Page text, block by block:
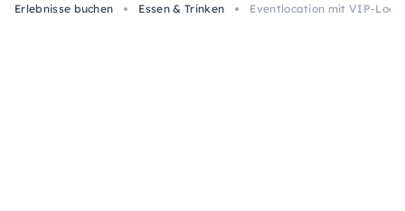
Erlebnisse buchen
Essen & Trinken Eventlocation mit VIP-